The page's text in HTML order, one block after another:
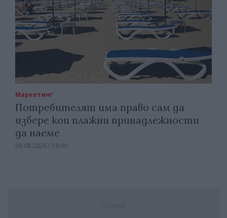
Маркетинг
Потребителят има право сам да
избере кои плажни принадлежности
да наеме
09.08.2026 / 18:00